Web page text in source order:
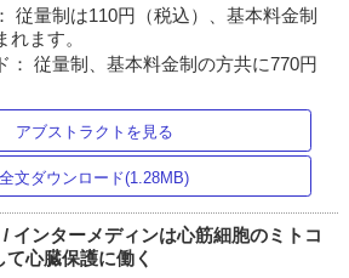
従量制は110円（税込）、基本料金制
ます。
： 従量制、基本料金制の方共に770円
アブストラクトを見る
全文ダウンロード(1.28MB)
インターメディンは心筋細胞のミトコ
心臓保護に働く